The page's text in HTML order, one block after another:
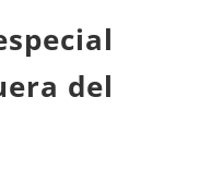
del